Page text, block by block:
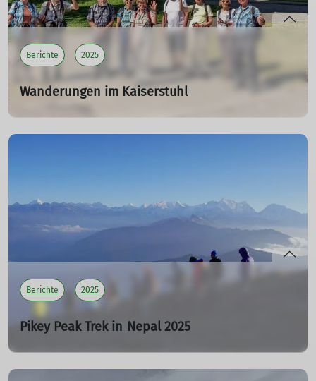
mehr erfahren
Berichte 2025
Wanderungen im Kaiserstuhl
MW 04 für Seniorinnen und Senioren (65+)
Personen und dem Hund „Zuki“.
mehr erfahren
Berichte 2025
Pikey Peak Trek in Nepal 2025
BW 2025 - Rhododendronblüte, Klöster und Kultur